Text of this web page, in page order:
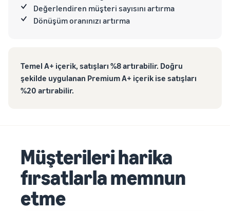
Değerlendiren müşteri sayısını artırma
Dönüşüm oranınızı artırma
Temel A+ içerik, satışları %8 artırabilir. Doğru
şekilde uygulanan Premium A+ içerik ise satışları
%20 artırabilir.
Müşterileri harika
fırsatlarla memnun
etme